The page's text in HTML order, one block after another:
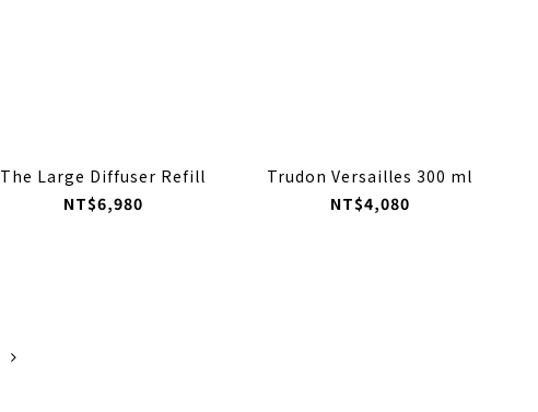
The Large Diffuser Refill
NT$6,980
Trudon Versailles 300 ml
NT$4,080